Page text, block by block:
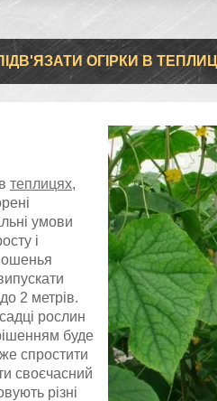
ОГІРКИ В
теплицях,
умови
і
2 метрів.
рослин
буде
спростити
своєчасний
різні